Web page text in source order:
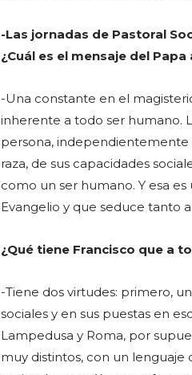
-Las jornadas de Pastoral
¿Cuál es el mensaje del
-Una constante en el
inherente a todo ser humano.
persona,
raza, de sus capacidades
como un ser humano. Y esa
Evangelio y que seduce tanto
¿Qué tiene Francisco que a
-Tiene dos virtudes: primero,
sociales y en sus puestas en
Lampedusa y Roma, por
muy distintos, con un lenguaje